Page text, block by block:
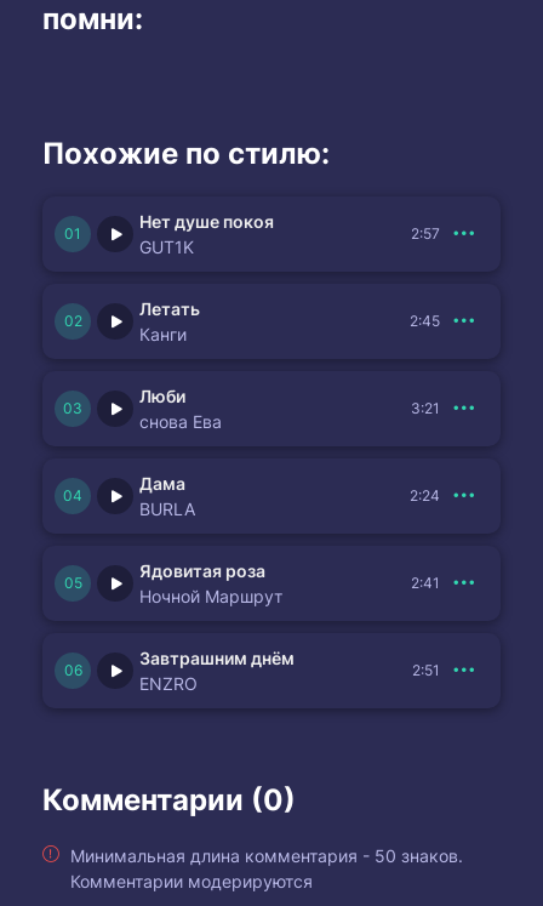
помни:
Похожие по стилю:
Нет душе покоя
GUT1K
2:57
Летать
Канги
2:45
Люби
снова Ева
3:21
Дама
BURLA
2:24
Ядовитая роза
Ночной Маршрут
2:41
Завтрашним днём
ENZRO
2:51
Комментарии (0)
Минимальная длина комментария - 50 знаков.
Комментарии модерируются